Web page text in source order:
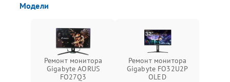
Модели
Ремонт монитора
Gigabyte AORUS
FO27Q3
Ремонт монитора
Gigabyte FO32U2P
OLED